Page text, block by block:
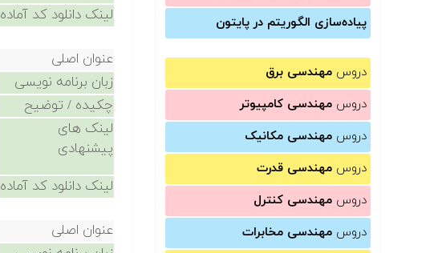
پیاده‌سازی الگوریتم در پایتون
دروس مهندسی برق
دروس مهندسی کامپیوتر
دروس مهندسی مکانیک
دروس مهندسی قدرت
دروس مهندسی کنترل
دروس مهندسی مخابرات
لینک دانلود کد آماده
عنوان اصلی
زبان برنامه نویسی
چکیده / توضیح
لینک های
پیشنهادی
لینک دانلود کد آماده
عنوان اصلی